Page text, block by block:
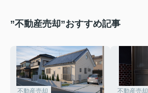
”不動産売却”おすすめ記事
不動産売却 不動産売却